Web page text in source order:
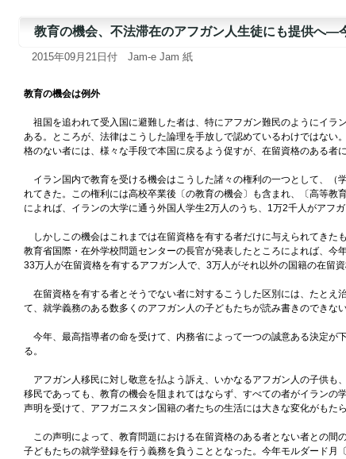
教育の機会、不法滞在のアフガン人生徒にも提供へ―
2015年09月21日付 Jam-e Jam 紙
教育の機会は例外
祖国を追われて受入国に避難した者は、特にアフガン難民のようにイラ
ある。ところが、法律はこうした論理を手放しで認めているわけではな
格のない者には、様々な手段で本国に戻るよう促すが、在留資格のある者
イラン国内で教育を受ける機会はこうした諸々の権利の一つとして、（
れてきた。この権利には高校卒業後〔の教育の機会〕も含まれ、〔高等
によれば、イランの大学に通う外国人学生2万人のうち、1万2千人がアフ
しかしこの機会はこれまでは在留資格を有する者だけに与えられてきた
教育省国際・在外学校問題センターの長官が発表したところによれば、
33万人が在留資格を有するアフガン人で、3万人がそれ以外の国籍の在留資
在留資格を有する者とそうでない者に対するこうした区別には、たとえ
て、就学義務のある数多くのアフガン人の子どもたちが読み書きのできな
今年、最高指導者の命を受けて、内務省によって一つの誠意ある決定が
る。
アフガン人移民に対し敬意を払よう訴え、いかなるアフガン人の子供も
移民であっても、教育の機会を阻まれてはならず、すべての者がイラン
声明を受けて、アフガニスタン国籍の者たちの生活には大きな変化がもたら
この声明によって、教育問題における在留資格のある者とない者との間
子どもたちの就学登録を行う義務を負うこととなった。今年モルダード月